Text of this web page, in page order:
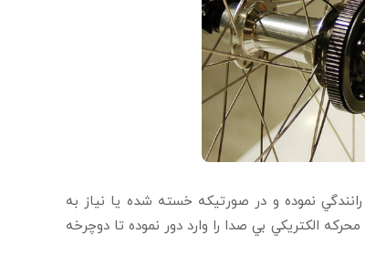
نموده و در صورتيكه خسته شده يا نياز به
الكتريكي بي صدا را وارد دور نموده تا دوچرخه